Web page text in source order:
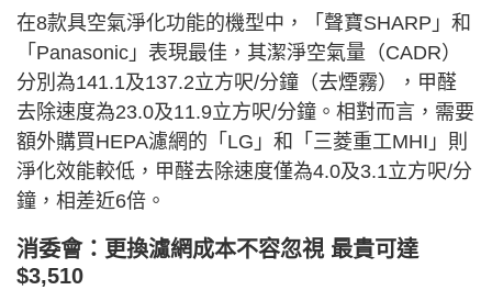
在8款具空氣淨化功能的機型中，「聲寶SHARP」和
「Panasonic」表現最佳，其潔淨空氣量（CADR）
分別為141.1及137.2立方呎/分鐘（去煙霧），甲醛
去除速度為23.0及11.9立方呎/分鐘。相對而言，需要
額外購買HEPA濾網的「LG」和「三菱重工MHI」則
淨化效能較低，甲醛去除速度僅為4.0及3.1立方呎/分
鐘，相差近6倍。
消委會：更換濾網成本不容忽視 最貴可達
$3,510